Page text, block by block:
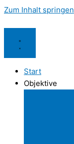
Zum Inhalt springen
Start
Objektive